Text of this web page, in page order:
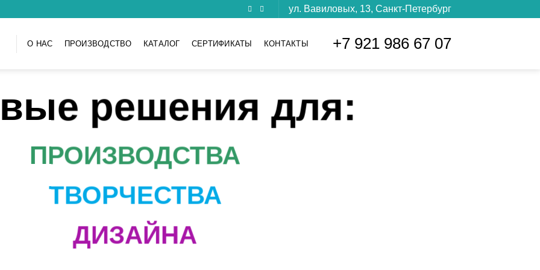
ул. Вавиловых, 13, Санкт-Петербург
О НАС ПРОИЗВОДСТВО КАТАЛОГ СЕРТИФИКАТЫ КОНТАКТЫ +7 921 986 67 07
решения для:
ПРОИЗВОДСТВА
ТВОРЧЕСТВА
ДИЗАЙНА